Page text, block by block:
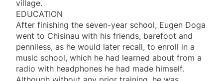
village.
EDUCATION
After finishing the seven-year school, Eugen Doga
went to Chisinau with his friends, barefoot and
penniless, as he would later recall, to enroll in a
music school, which he had learned about from a
radio with headphones he had made himself.